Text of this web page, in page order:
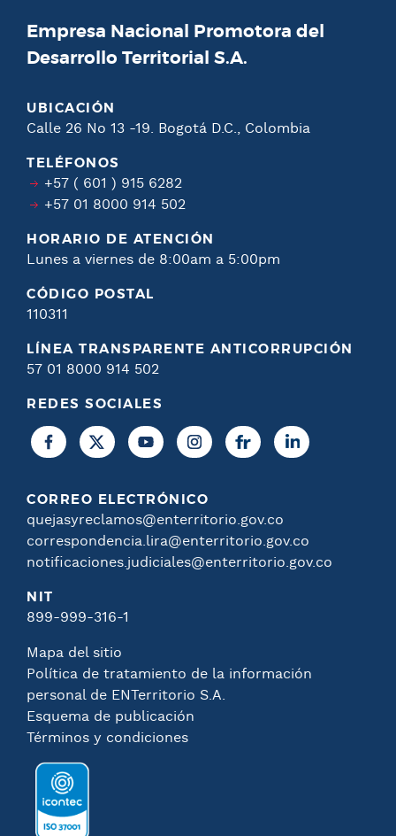
Empresa Nacional Promotora del
Desarrollo Territorial S.A.
UBICACIÓN
Calle 26 No 13 -19. Bogotá D.C., Colombia
TELÉFONOS
+57 ( 601 ) 915 6282
+57 01 8000 914 502
HORARIO DE ATENCIÓN
Lunes a viernes de 8:00am a 5:00pm
CÓDIGO POSTAL
110311
LÍNEA TRANSPARENTE ANTICORRUPCIÓN
57 01 8000 914 502
REDES SOCIALES
CORREO ELECTRÓNICO
quejasyreclamos@enterritorio.gov.co
correspondencia.lira@enterritorio.gov.co
notificaciones.judiciales@enterritorio.gov.co
NIT
899-999-316-1
Mapa del sitio
Política de tratamiento de la información
personal de ENTerritorio S.A.
Esquema de publicación
Términos y condiciones